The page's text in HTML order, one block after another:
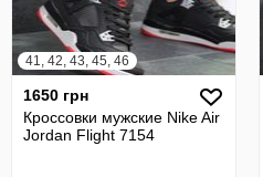
41, 42, 43, 45, 46
1650 грн
Кроссовки мужские Nike Air
Jordan Flight 7154